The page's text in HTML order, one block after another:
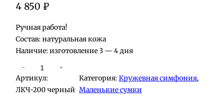
4 850 ₽
Ручная работа!
Состав: натуральная кожа
Наличие: изготовление 3 — 4 дня
о
л
− +
Артикул:
ЛКЧ-200 черный
Категория:Кружевная симфония
Маленькие сумки